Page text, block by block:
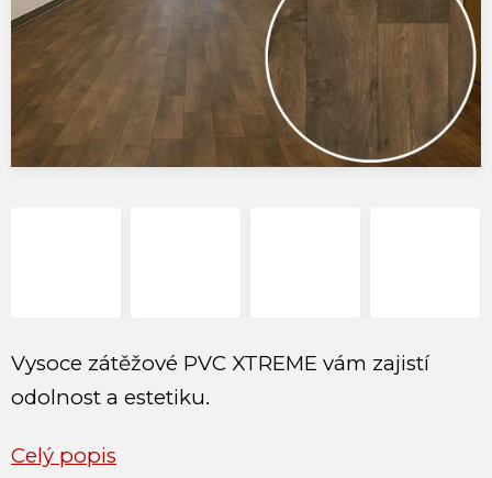
Vysoce zátěžové PVC XTREME vám zajistí
odolnost a estetiku.
Celý popis